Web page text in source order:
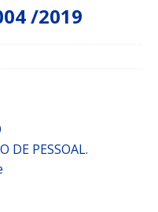
/2019
DE PESSOAL.